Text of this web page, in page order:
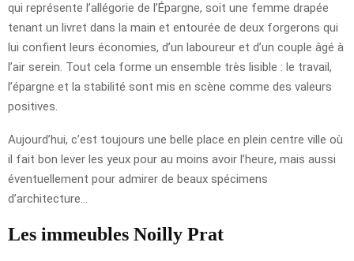
qui représente l’allégorie de l’Épargne, soit une femme drapée
tenant un livret dans la main et entourée de deux forgerons qui
lui confient leurs économies, d’un laboureur et d’un couple âgé à
l’air serein. Tout cela forme un ensemble très lisible : le travail,
l’épargne et la stabilité sont mis en scène comme des valeurs
positives.
Aujourd’hui, c’est toujours une belle place en plein centre ville où
il fait bon lever les yeux pour au moins avoir l’heure, mais aussi
éventuellement pour admirer de beaux spécimens
d’architecture…
Les immeubles Noilly Prat